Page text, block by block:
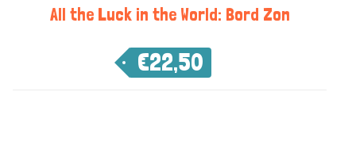
All the Luck in the World: Bord Zon
€22,50